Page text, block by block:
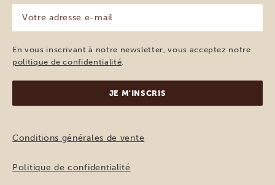
adresse
e-
mail
(Nécessaire)
En vous inscrivant à notre newsletter, vous acceptez notre
politique de confidentialité
Conditions générales de vente
Politique de confidentialité